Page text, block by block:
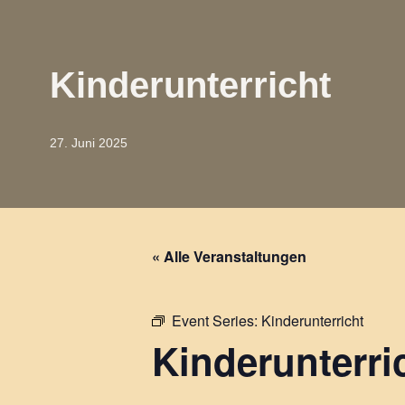
Kinderunterricht
27. Juni 2025
« Alle Veranstaltungen
Event Series: Kinderunterricht